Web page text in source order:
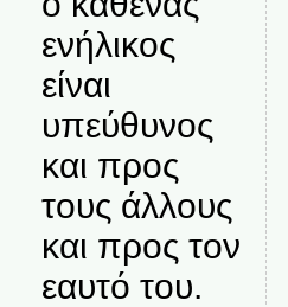
ενήλικος
είναι
υπεύθυνος
και προς
τους άλλους
και προς τον
εαυτό του.